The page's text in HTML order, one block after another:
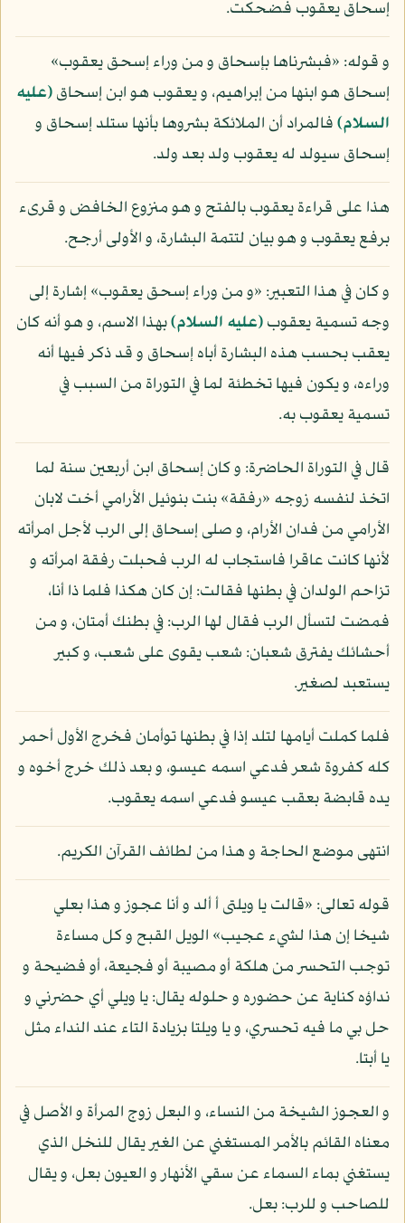
إسحاق يعقوب فضحكت.
و قوله: «فبشرناها بإسحاق و من وراء إسحق يعقوب»
إسحاق هو ابنها من إبراهيم، و يعقوب هو ابن إسحاق(عليه
السلام)فالمراد أن الملائكة بشروها بأنها ستلد إسحاق و
إسحاق سيولد له يعقوب ولد بعد ولد.
هذا على قراءة يعقوب بالفتح و هو منزوع الخافض و قرىء
برفع يعقوب و هو بيان لتتمة البشارة، و الأولى أرجح.
و كان في هذا التعبير: «و من وراء إسحق يعقوب» إشارة إلى
وجه تسمية يعقوب(عليه السلام)بهذا الاسم، و هو أنه كان
يعقب بحسب هذه البشارة أباه إسحاق و قد ذكر فيها أنه
وراءه، و يكون فيها تخطئة لما في التوراة من السبب في
تسمية يعقوب به.
قال في التوراة الحاضرة: و كان إسحاق ابن أربعين سنة لما
اتخذ لنفسه زوجه «رفقة» بنت بنوئيل الأرامي أخت لابان
الأرامي من فدان الأرام، و صلى إسحاق إلى الرب لأجل امرأته
لأنها كانت عاقرا فاستجاب له الرب فحبلت رفقة امرأته و
تزاحم الولدان في بطنها فقالت: إن كان هكذا فلما ذا أنا،
فمضت لتسأل الرب فقال لها الرب: في بطنك أمتان، و من
أحشائك يفترق شعبان: شعب يقوى على شعب، و كبير
يستعبد لصغير.
فلما كملت أيامها لتلد إذا في بطنها توأمان فخرج الأول أحمر
كله كفروة شعر فدعي اسمه عيسو، و بعد ذلك خرج أخوه و
يده قابضة بعقب عيسو فدعي اسمه يعقوب.
انتهى موضع الحاجة و هذا من لطائف القرآن الكريم.
قوله تعالى: «قالت يا ويلتى أ ألد و أنا عجوز و هذا بعلي
شيخا إن هذا لشيء عجيب» الويل القبح و كل مساءة
توجب التحسر من هلكة أو مصيبة أو فجيعة، أو فضيحة و
نداؤه كناية عن حضوره و حلوله يقال: يا ويلي أي حضرني و
حل بي ما فيه تحسري، و يا ويلتا بزيادة التاء عند النداء مثل
يا أبتا.
و العجوز الشيخة من النساء، و البعل زوج المرأة و الأصل في
معناه القائم بالأمر المستغني عن الغير يقال للنخل الذي
يستغني بماء السماء عن سقي الأنهار و العيون بعل، و يقال
للصاحب و للرب: بعل.